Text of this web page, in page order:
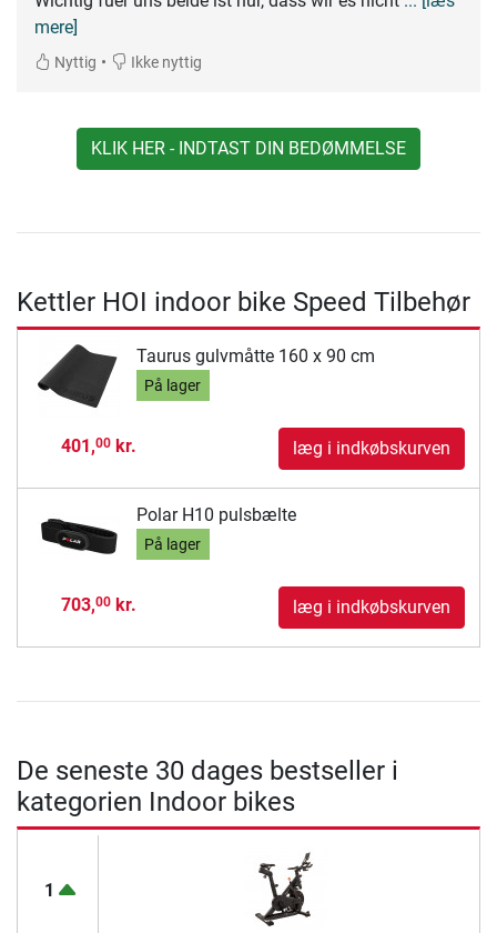
mere]
Nyttig • Ikke nyttig
KLIK HER - INDTAST DIN BEDØMMELSE
Kettler HOI indoor bike Speed Tilbehør
Taurus gulvmåtte 160 x 90 cm
På lager
401,00kr. læg i indkøbskurven
Polar H10 pulsbælte
På lager
703,00kr. læg i indkøbskurven
De seneste 30 dages bestseller i
kategorien Indoor bikes
1